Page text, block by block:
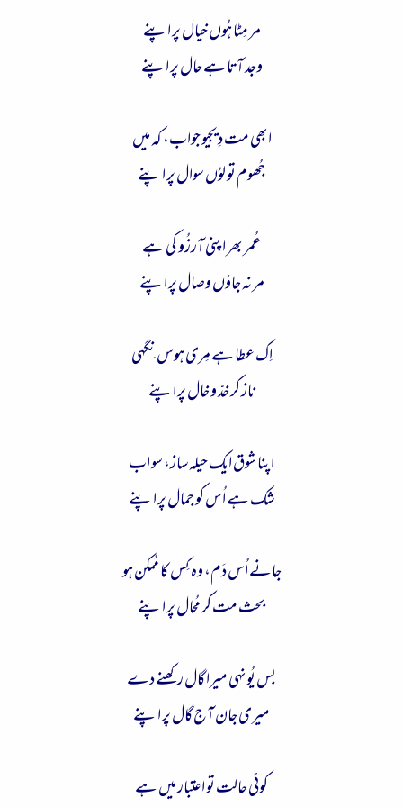
مر مِٹا ہُوں خیال پر اپنے
وجد آتا ہے حال پر اپنے
ابھی مت دِیجیو جواب، کہ میں
جُھوم تو لوُں سوال پر اپنے
عُمر بھر اپنی آرزُو کی ہے
مر نہ جاؤں وصال پر اپنے
اِک عطا ہے مِری ہوس نِگہی
ناز کر خدّ و خال پر اپنے
اپنا شوق ایک حیلہ ساز، سو اب
شک ہے اُس کو جمال پر اپنے
جانے اُس دَم، وہ کِس کا مُمکن ہو
بحث مت کر مُحال پر اپنے
بس یُونہی میرا گال رکھنے دے
میری جان آج گال پر اپنے
کوئی حالت تو اعتبار میں ہے